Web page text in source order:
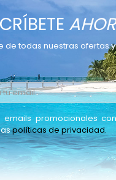
de todas nuestras ofertas
emails promocionales
políticas de privacidad.